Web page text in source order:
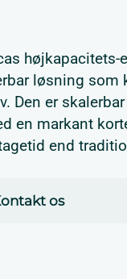
løsning
Den er
en markant
end
os